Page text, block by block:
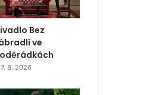
Bez
ve
7. 8. 2026